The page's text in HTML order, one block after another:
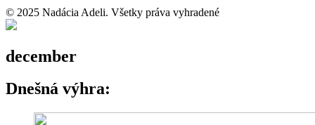
© 2025 Nadácia Adeli. Všetky práva vyhradené
december
Dnešná výhra: